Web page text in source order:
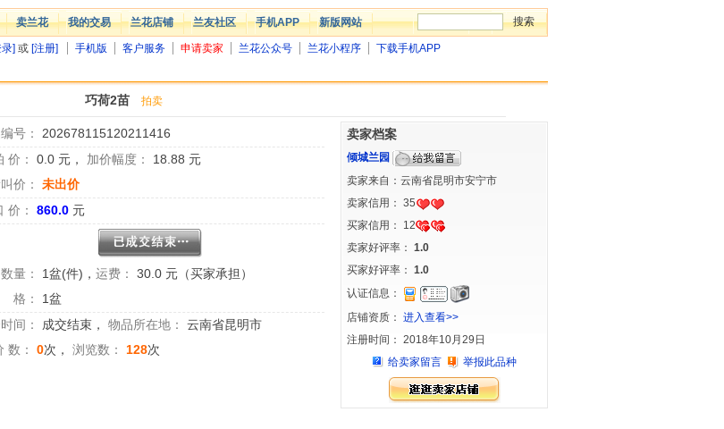
卖兰花 我的交易 兰花店铺 兰友社区 手机APP 新版网站
] 或 [注册] 手机版 客户服务 申请卖家 兰花公众号 兰花小程序
下载手机APP
巧荷2苗 拍卖
号：
202678115120211416
价：
0.0 元， 加价幅度： 18.88 元
价：
未出价
价：
860.0 元
量： 1盆(件) ， 运费：
30.0 元（买家承担）
：
1盆
间：
成交结束 ， 物品所在地：
云南省昆明市
数：
0次， 浏览数： 128次
卖家档案
倾城兰园
卖家来自：云南省昆明市安宁市
卖家信用： 35
买家信用： 12
卖家好评率： 1.0
买家好评率： 1.0
认证信息：
店铺资质： 进入查看>>
注册时间： 2018年10月29日
给卖家留言
举报此品种